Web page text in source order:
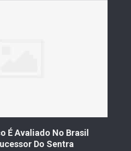
É Avaliado No Brasil
Do Sentra